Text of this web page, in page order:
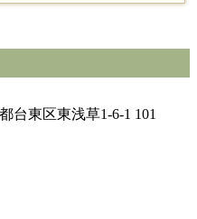
台東区東浅草1-6-1 101